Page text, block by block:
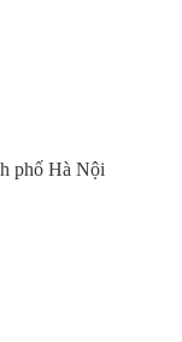
phố Hà Nội